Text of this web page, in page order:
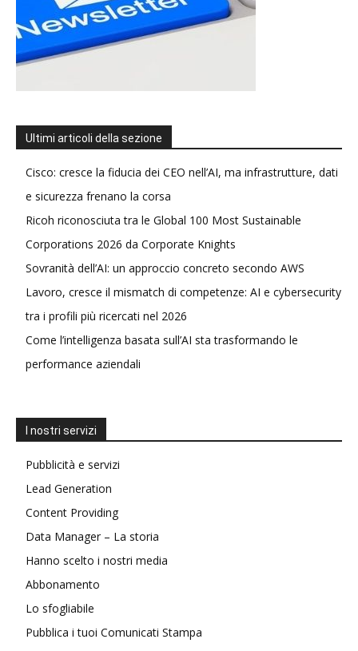
Ultimi articoli della sezione
Cisco: cresce la fiducia dei CEO nell’AI, ma infrastrutture, dati
e sicurezza frenano la corsa
Ricoh riconosciuta tra le Global 100 Most Sustainable
Corporations 2026 da Corporate Knights
Sovranità dell’AI: un approccio concreto secondo AWS
Lavoro, cresce il mismatch di competenze: AI e cybersecurity
tra i profili più ricercati nel 2026
Come l’intelligenza basata sull’AI sta trasformando le
performance aziendali
I nostri servizi
Pubblicità e servizi
Lead Generation
Content Providing
Data Manager – La storia
Hanno scelto i nostri media
Abbonamento
Lo sfogliabile
Pubblica i tuoi Comunicati Stampa